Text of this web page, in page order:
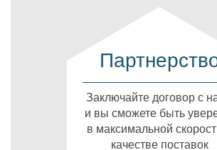
Заключайте договор с
и вы сможете быть
в максимальной
качестве поставок